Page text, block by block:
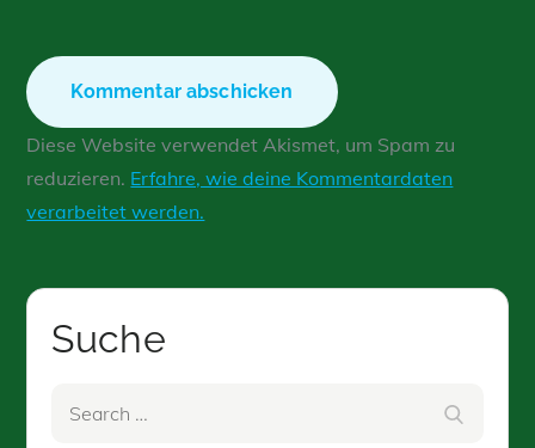
Diese Website verwendet Akismet, um Spam zu
reduzieren. Erfahre, wie deine Kommentardaten
verarbeitet werden.
Suche